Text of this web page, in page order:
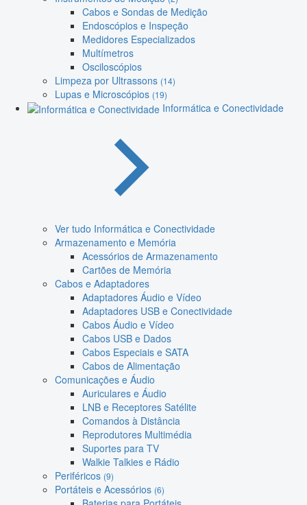
Cabos e Sondas de Medição
Endoscópios e Inspeção
Medidores Especializados
Multímetros
Osciloscópios
Limpeza por Ultrassons (14)
Lupas e Microscópios (19)
Informática e Conectividade
Ver tudo Informática e Conectividade
Armazenamento e Memória
Acessórios de Armazenamento
Cartões de Memória
Cabos e Adaptadores
Adaptadores Áudio e Vídeo
Adaptadores USB e Conectividade
Cabos Áudio e Vídeo
Cabos USB e Dados
Cabos Especiais e SATA
Cabos de Alimentação
Comunicações e Áudio
Auriculares e Áudio
LNB e Receptores Satélite
Comandos à Distância
Reprodutores Multimédia
Suportes para TV
Walkie Talkies e Rádio
Periféricos (9)
Portáteis e Acessórios (6)